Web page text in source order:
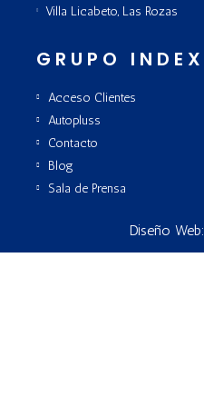
Villa Licabeto, Las Rozas
GRUPO INDEX
Acceso Clientes
Autopluss
Contacto
Blog
Sala de Prensa
Diseño Web: